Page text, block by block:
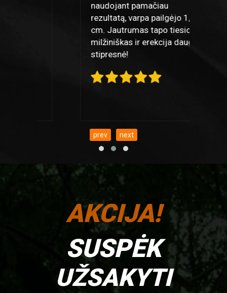
naudojant pamačiau
rezultatą, varpa pailgėjo 1,5
cm. Jautrumas tapo tiesiog
milžiniškas ir erekcija daug
stipresnė!
prev next
AKCIJA!
SUSPĖK
UŽSAKYTI